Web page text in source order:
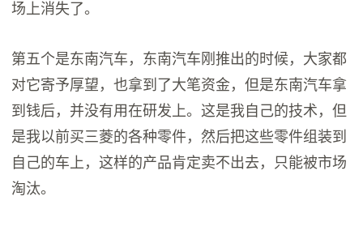
场上消失了。
第五个是东南汽车，东南汽车刚推出的时候，大家都
对它寄予厚望，也拿到了大笔资金，但是东南汽车拿
到钱后，并没有用在研发上。这是我自己的技术，但
是我以前买三菱的各种零件，然后把这些零件组装到
自己的车上，这样的产品肯定卖不出去，只能被市场
淘汰。